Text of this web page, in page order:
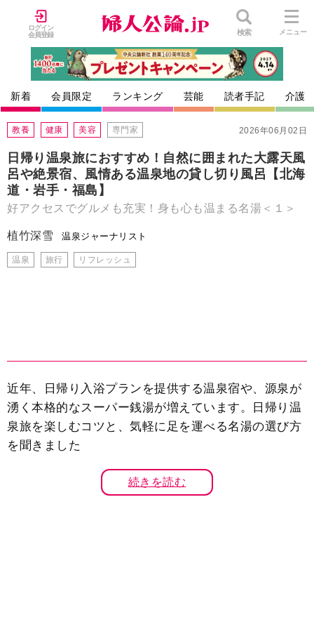
ログイン
会員登録
検索 メニュー
新着 会員限定 ランキング 芸能 読者手記 介護
2026年06月02日
教養 健康 美容 専門家
日帰り温泉旅におすすめ！自然に囲まれた大露天風
呂や絶景宿、風情ある温泉地の貸し切り風呂【北海
道・岩手・福島】
好アクセスでグルメも充実！身も心も温まる名湯＜１＞
植竹深雪 温泉ジャーナリスト
温泉 旅行 リフレッシュ
近年、日帰り入浴プランを提供する温泉宿や、源泉が
湧く本格的なスーパー銭湯が増えています。日帰り温
泉旅を楽しむコツと、気軽に足を運べる名湯の選び方
を聞きました
続きを読む